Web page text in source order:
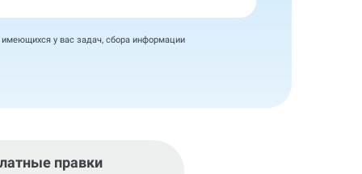
имеющихся у вас задач, сбора информации
правки